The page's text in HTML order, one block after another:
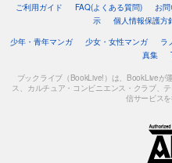
ご利用ガイド FAQ(よくある質問) お
示
個人情報保護方
少年・青年マンガ
少女・女性マンガ ラ
真集
ブックライブ（BookLive!）は、BookLiveが
ス、カルチュア・コンビニエンス・クラブ、
信サービスを